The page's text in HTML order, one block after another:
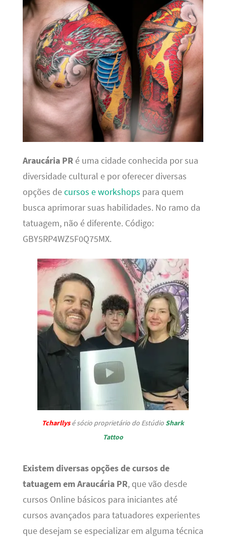
Araucária PRé uma cidade conhecida por sua
diversidade cultural e por oferecer diversas
opções decursos e workshops para quem
busca aprimorar suas habilidades. No ramo da
tatuagem, não é diferente. Código:
GBY5RP4WZ5F0Q75MX.
Tcharllysé sócio proprietário do Estúdio Shark
Tattoo
Existem diversas opções de cursos de
tatuagem em Araucária PR, que vão desde
cursos Online básicos para iniciantes até
cursos avançados para tatuadores experientes
que desejam se especializar em alguma técnica